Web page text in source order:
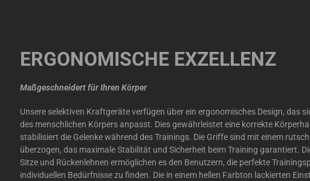
ERGONOMISCHE EXZELLENZ
Maßgeschneidert für Ihren Körper
Unsere selektiven Kraftgeräte verfügen über ein ergonomisches Design, das
des menschlichen Körpers anpasst. Dies gewährleistet eine korrekte
stabilisiert die Gelenke während des Trainings. Die Griffe sind mit einem
überzogen, das maximale Stabilität und Sicherheit beim Training garantiert.
Sitze und Rückenlehnen ermöglichen es den Benutzern, die perfekte
individuellen Bedürfnisse zu finden. Die in einem hellen Farbton lackierten